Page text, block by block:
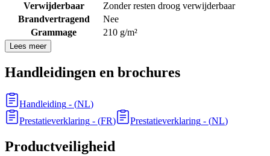
Verwijderbaar
Zonder resten droog verwijderbaar
Brandvertragend
Nee
Grammage
210 g/m²
Lees meer
Handleidingen en brochures
Handleiding - (NL)
Prestatieverklaring - (FR) Prestatieverklaring - (NL)
Productveiligheid